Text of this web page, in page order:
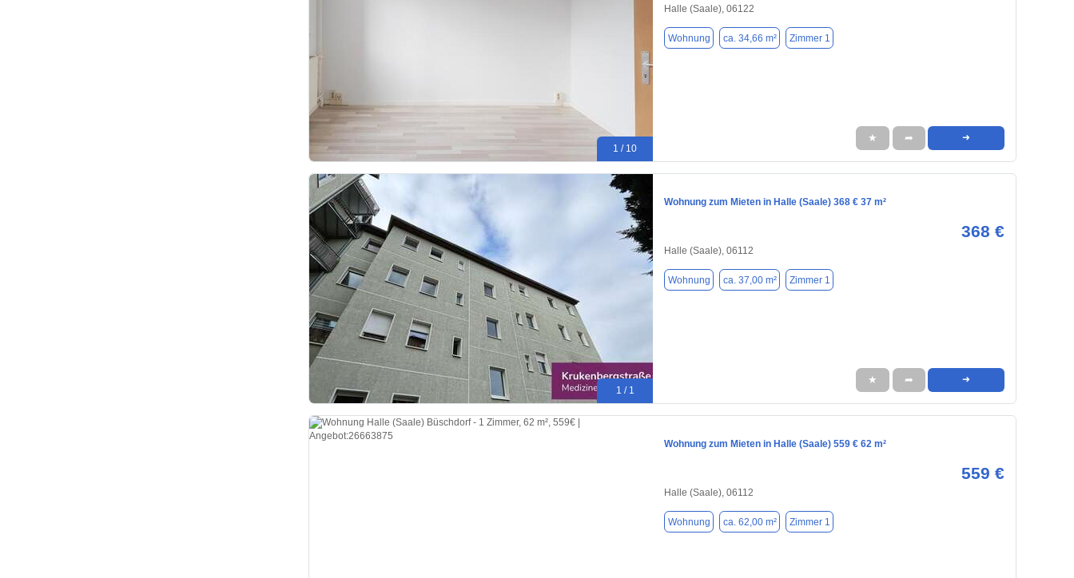
1 / 10
Halle (Saale), 06122
Wohnung ca. 34,66 m² Zimmer 1
★ ➦ ➜
1 / 1
Wohnung zum Mieten in Halle (Saale) 368 € 37 m²
368 €
Halle (Saale), 06112
Wohnung ca. 37,00 m² Zimmer 1
★ ➦ ➜
Wohnung zum Mieten in Halle (Saale) 559 € 62 m²
559 €
Halle (Saale), 06112
Wohnung ca. 62,00 m² Zimmer 1